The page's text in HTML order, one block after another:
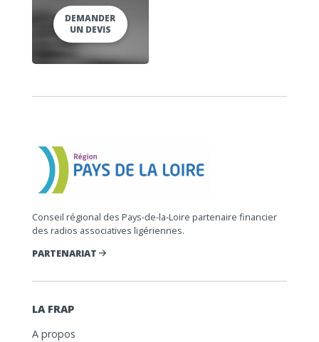
DEMANDER
UN DEVIS
Conseil régional des Pays-de-la-Loire partenaire financier
des radios associatives ligériennes.
PARTENARIAT
LA FRAP
A propos